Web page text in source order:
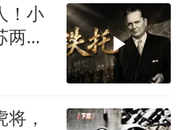
！小
两国
，